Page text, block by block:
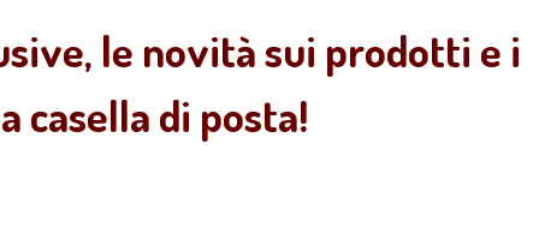
le novità sui prodotti e i
casella di posta!